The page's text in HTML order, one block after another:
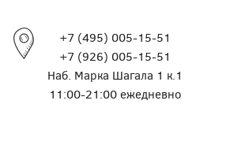
+7 (495) 005-15-51
+7 (926) 005-15-51
Наб. Марка Шагала 1 к.1
11:00-21:00 ежедневно